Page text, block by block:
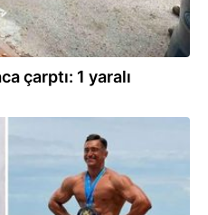
çarptı: 1 yaralı